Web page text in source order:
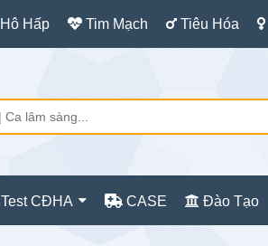
Hô Hấp Tim Mạch Tiêu Hóa
Test CĐHA CASE Đào Tạo